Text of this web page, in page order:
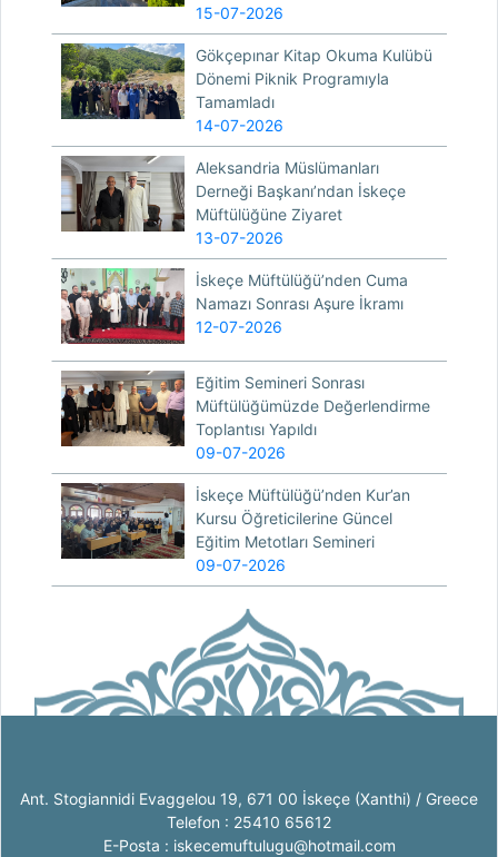
15-07-2026
Gökçepınar Kitap Okuma Kulübü
Dönemi Piknik Programıyla
Tamamladı
14-07-2026
Aleksandria Müslümanları
Derneği Başkanı’ndan İskeçe
Müftülüğüne Ziyaret
13-07-2026
İskeçe Müftülüğü’nden Cuma
Namazı Sonrası Aşure İkramı
12-07-2026
Eğitim Semineri Sonrası
Müftülüğümüzde Değerlendirme
Toplantısı Yapıldı
09-07-2026
İskeçe Müftülüğü’nden Kur’an
Kursu Öğreticilerine Güncel
Eğitim Metotları Semineri
09-07-2026
Ant. Stogiannidi Evaggelou 19, 671 00 İskeçe (Xanthi) / Greece
Telefon : 25410 65612
E-Posta : iskecemuftulugu@hotmail.com